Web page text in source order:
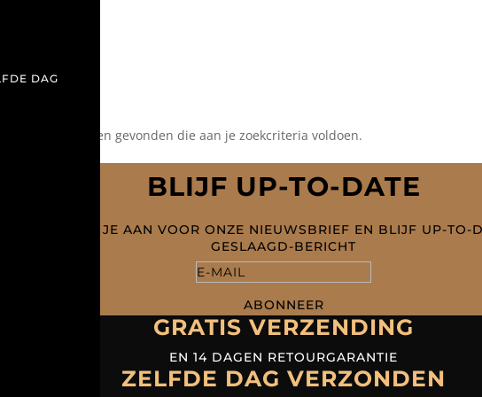
DAG
Geen producten gevonden die aan je zoekcriteria voldoen.
BLIJF UP-TO-DATE
MELD JE AAN VOOR ONZE NIEUWSBRIEF EN BLIJF UP-TO-
GESLAAGD-BERICHT
ABONNEER
GRATIS VERZENDING
EN 14 DAGEN RETOURGARANTIE
ZELFDE DAG VERZONDEN